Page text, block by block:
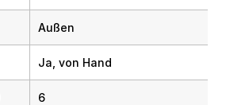
Außen
Ja, von Hand
6